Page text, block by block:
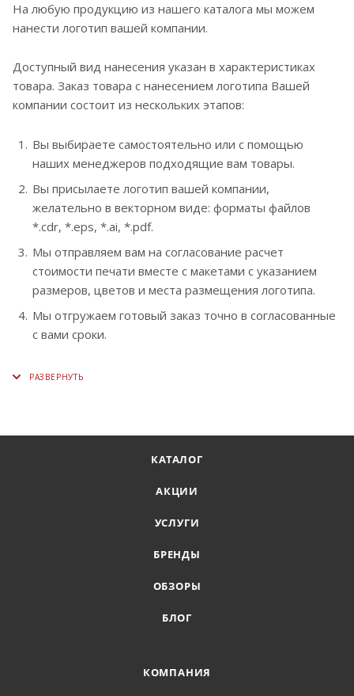
На любую продукцию из нашего каталога мы можем
нанести логотип вашей компании.
Доступный вид нанесения указан в характеристиках
товара. Заказ товара с нанесением логотипа Вашей
компании состоит из нескольких этапов:
Вы выбираете самостоятельно или с помощью
наших менеджеров подходящие вам товары.
Вы присылаете логотип вашей компании,
желательно в векторном виде: форматы файлов
*.cdr, *.eps, *.ai, *.pdf.
Мы отправляем вам на согласование расчет
стоимости печати вместе с макетами с указанием
размеров, цветов и места размещения логотипа.
Мы отгружаем готовый заказ точно в согласованные
с вами сроки.
КАТАЛОГ
АКЦИИ
УСЛУГИ
БРЕНДЫ
ОБЗОРЫ
БЛОГ
КОМПАНИЯ